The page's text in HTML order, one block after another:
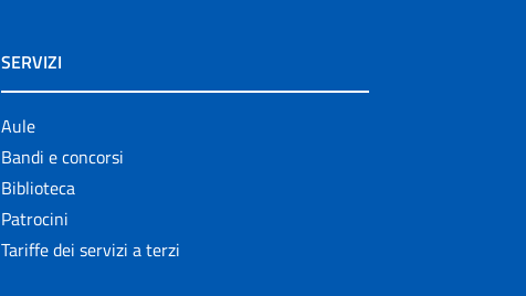
SERVIZI
Aule
Bandi e concorsi
Biblioteca
Patrocini
Tariffe dei servizi a terzi